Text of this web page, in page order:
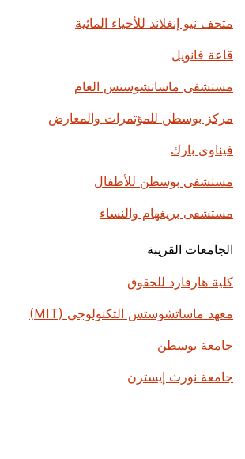
متحف نيو إنغلاند للأحياء المائية
قاعة فانويل
مستشفى ماساتشوستس العام
مركز بوسطن للمؤتمرات والمعارض
فيناوي بارك
مستشفى بوسطن للأطفال
مستشفى بريغهام والنساء
الجامعات القريبة
كلية هارفارد للحقوق
معهد ماساتشوستس التكنولوجي (MIT)
جامعة بوسطن
جامعة نورث إيسترن